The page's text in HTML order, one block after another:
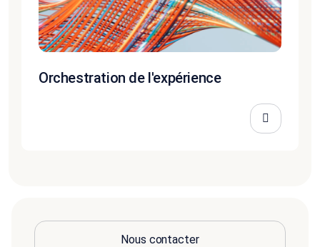
Orchestration de l'expérience
Nous contacter